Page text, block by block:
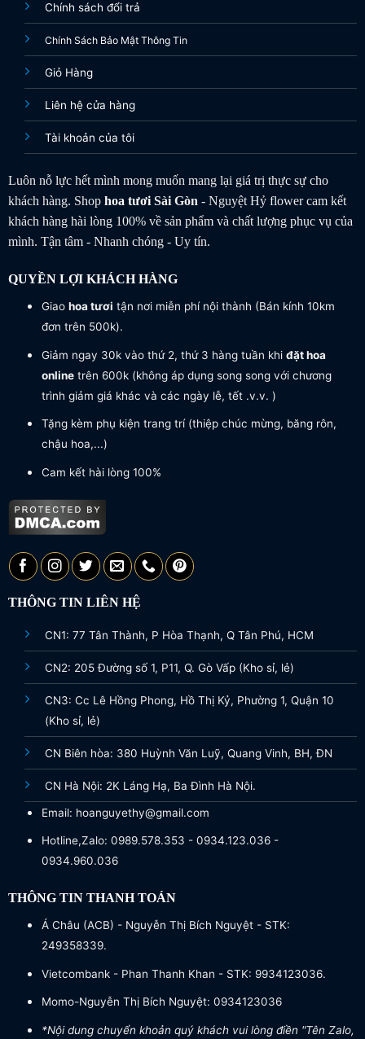
Chính sách đổi trả
Chính Sách Bảo Mật Thông Tin
Giỏ Hàng
Liên hệ cửa hàng
Tài khoản của tôi
Luôn nỗ lực hết mình mong muốn mang lại giá trị thực sự cho
khách hàng. Shop hoa tươiSài Gòn - Nguyệt Hỷ flower cam kết
khách hàng hài lòng 100% về sản phẩm và chất lượng phục vụ của
mình. Tận tâm - Nhanh chóng - Uy tín.
QUYỀN LỢI KHÁCH HÀNG
Giao hoa tươi tận nơi miễn phí nội thành (Bán kính 10km
đơn trên 500k).
Giảm ngay 30k vào thứ 2, thứ 3 hàng tuần khi đặt hoa
onlinetrên 600k (không áp dụng song song với chương
trình giảm giá khác và các ngày lễ, tết .v.v. )
Tặng kèm phụ kiện trang trí (thiệp chúc mừng, băng rôn,
chậu hoa,...)
Cam kết hài lòng 100%
THÔNG TIN LIÊN HỆ
CN1: 77 Tân Thành, P Hòa Thạnh, Q Tân Phú, HCM
CN2: 205 Đường số 1, P11, Q. Gò Vấp (Kho sỉ, lẻ)
CN3: Cc Lê Hồng Phong, Hồ Thị Kỷ, Phường 1, Quận 10
(Kho sỉ, lẻ)
CN Biên hòa: 380 Huỳnh Văn Luỹ, Quang Vinh, BH, ĐN
CN Hà Nội: 2K Láng Hạ, Ba Đình Hà Nội.
Email: hoanguyethy@gmail.com
Hotline,Zalo: 0989.578.353 - 0934.123.036 -
0934.960.036
THÔNG TIN THANH TOÁN
Á Châu (ACB) - Nguyễn Thị Bích Nguyệt - STK:
249358339.
Vietcombank - Phan Thanh Khan - STK: 9934123036.
Momo-Nguyễn Thị Bích Nguyệt: 0934123036
*Nội dung chuyển khoản quý khách vui lòng điền "Tên Zalo,